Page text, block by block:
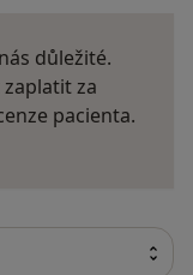
důležité.
za
pacienta.